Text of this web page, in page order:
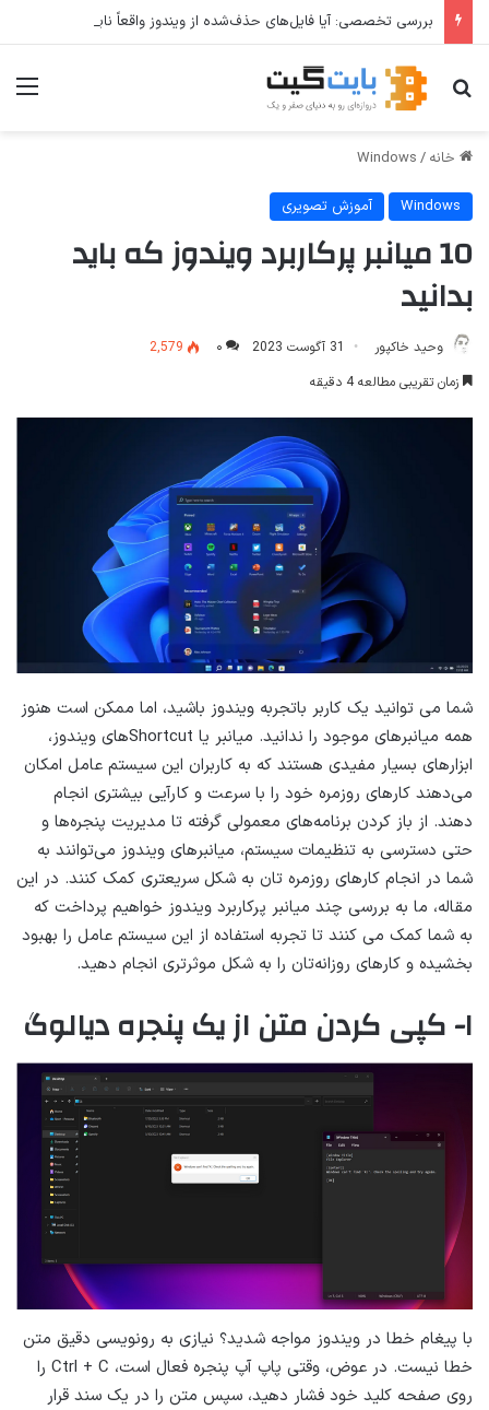
جستجو برای
خانه /
Windows
Windows آموزش تصویری
10 میانبر پرکاربرد ویندوز که باید
بدانید
وحید خاکپور 31 آگوست 2023 ۰
2,579
زمان تقریبی مطالعه 4 دقیقه
شما می توانید یک کاربر باتجربه ویندوز باشید، اما ممکن است هنوز
همه میانبرهای موجود را ندانید. میانبر یا Shortcutهای ویندوز،
ابزارهای بسیار مفیدی هستند که به کاربران این سیستم عامل امکان
می‌دهند کارهای روزمره خود را با سرعت و کارآیی بیشتری انجام
دهند. از باز کردن برنامه‌های معمولی گرفته تا مدیریت پنجره‌ها و
حتی دسترسی به تنظیمات سیستم، میانبرهای ویندوز می‌توانند به
شما در انجام کارهای روزمره تان به شکل سریعتری کمک کنند. در این
مقاله، ما به بررسی چند میانبر پرکاربرد ویندوز خواهیم پرداخت که
به شما کمک می کنند تا تجربه استفاده از این سیستم عامل را بهبود
بخشیده و کارهای روزانه‌تان را به شکل موثرتری انجام دهید.
۱- کپی کردن متن از یک پنجره دیالوگ
با پیغام خطا در ویندوز مواجه شدید؟ نیازی به رونویسی دقیق متن
خطا نیست. در عوض، وقتی پاپ آپ پنجره فعال است، Ctrl + C را
روی صفحه کلید خود فشار دهید، سپس متن را در یک سند قرار